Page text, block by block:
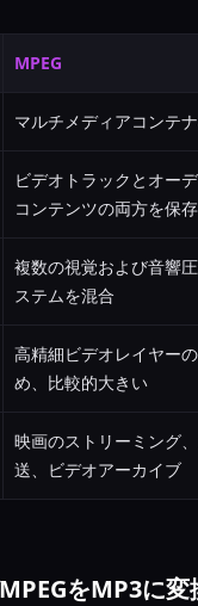
MPEG
マルチメディアコンテ
ビデオトラックとオー
コンテンツの両方を保存
複数の視覚および音響
ステムを混合
高精細ビデオレイヤー
め、比較的大きい
映画のストリーミング
送、ビデオアーカイブ
をMP3に変